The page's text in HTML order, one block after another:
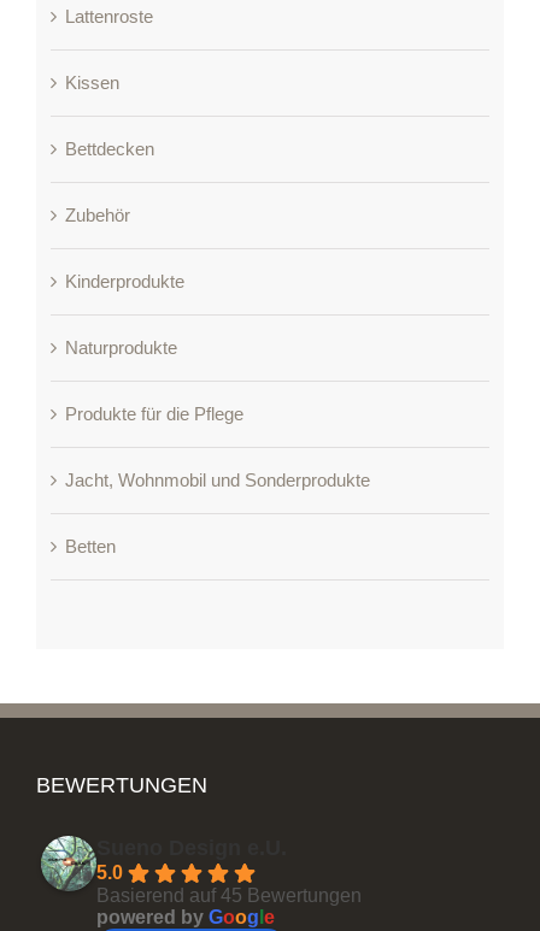
Lattenroste
Kissen
Bettdecken
Zubehör
Kinderprodukte
Naturprodukte
Produkte für die Pflege
Jacht, Wohnmobil und Sonderprodukte
Betten
BEWERTUNGEN
5.0
Basierend auf 45 Bewertungen
powered by Goog e